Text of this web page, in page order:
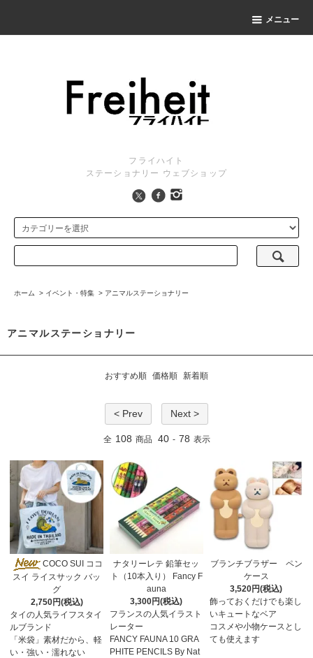
メニュー
フライハイト
ステーショナリー ウェブショップ
ホーム > イベント・特集 > アニマルステーショナリー
アニマルステーショナリー
おすすめ順 価格順 新着順
< Prev Next >
全 108 商品 40 - 78 表示
COCO SUI ココ
スイ ライスサック バッ
グ
2,750円(税込)
タイの人気ライフスタイ
ルブランド
「米袋」素材だから、軽
い・強い・濡れない
ナタリーレテ 鉛筆セッ
ト（10本入り） Fancy F
auna
3,300円(税込)
フランスの人気イラスト
レーター
FANCY FAUNA 10 GRA
PHITE PENCILS By Nat
ブランチブラザー ペン
ケース
3,520円(税込)
飾っておくだけでも楽し
いキュートなベア
コスメや小物ケースとし
ても使えます